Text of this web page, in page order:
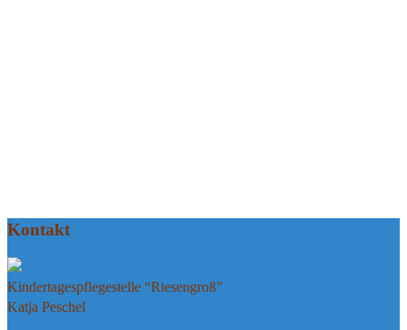
Kontakt
Kindertagespflegestelle “Riesengroß”
Katja Peschel